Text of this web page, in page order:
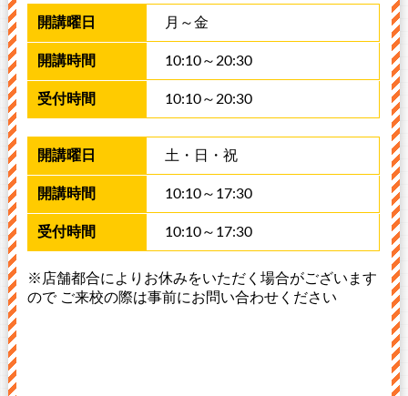
月～金
10:10～20:30
10:10～20:30
土・日・祝
10:10～17:30
10:10～17:30
※店舗都合によりお休みをいただく場合がございます
ので ご来校の際は事前にお問い合わせください